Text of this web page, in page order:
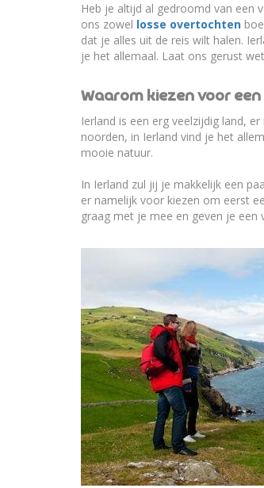
Heb je altijd al gedroomd van een
ons zowel losse overtochten
dat je alles uit de reis wilt halen.
je het allemaal. Laat ons gerust
Waarom kiezen voor
Ierland is een erg veelzijdig land,
noorden, in Ierland vind je het
mooie natuur.
In Ierland zul jij je makkelijk een
er namelijk voor kiezen om eerst
graag met je mee en geven je een